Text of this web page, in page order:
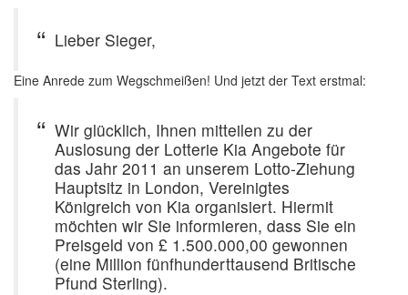
Lieber Sieger,
Eine Anrede zum Wegschmeißen! Und jetzt der Text erstmal:
Wir glücklich, Ihnen mitteilen zu der
Auslosung der Lotterie Kia Angebote für
das Jahr 2011 an unserem Lotto-Ziehung
Hauptsitz in London, Vereinigtes
Königreich von Kia organisiert. Hiermit
möchten wir Sie informieren, dass Sie ein
Preisgeld von £ 1.500.000,00 gewonnen
(eine Million fünfhunderttausend Britische
Pfund Sterling).